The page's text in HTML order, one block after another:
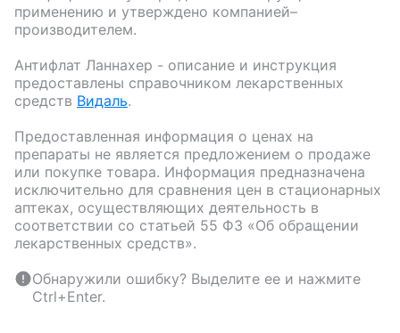
применению и утверждено компанией–
производителем.
Антифлат Ланнахер - описание и инструкция
предоставлены справочником лекарственных
средств Видаль.
Предоставленная информация о ценах на
препараты не является предложением о продаже
или покупке товара. Информация предназначена
исключительно для сравнения цен в стационарных
аптеках, осуществляющих деятельность в
соответствии со статьей 55 ФЗ «Об обращении
лекарственных средств».
Обнаружили ошибку? Выделите ее и нажмите
Ctrl+Enter.